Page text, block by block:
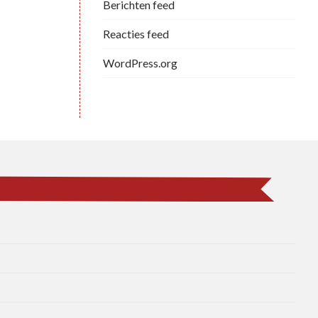
Berichten feed
Reacties feed
WordPress.org